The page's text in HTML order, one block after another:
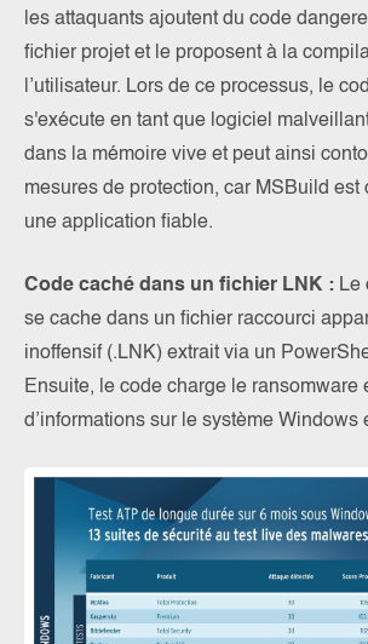
les attaquants ajoutent du code
fichier projet et le proposent à la
l’utilisateur. Lors de ce processus, le
s'exécute en tant que logiciel
dans la mémoire vive et peut ainsi
mesures de protection, car MSBuild est
une application fiable.
Code caché dans un fichier LNK : Le
se cache dans un fichier raccourci
inoffensif (.LNK) extrait via un
Ensuite, le code charge le ransomware
d’informations sur le système Windows